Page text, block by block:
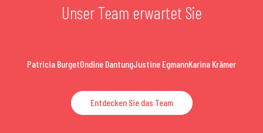
Unser Team erwartet Sie
Patricia BurgetOndine DantungJustine EgmannKarina Krämer
Entdecken Sie das Team